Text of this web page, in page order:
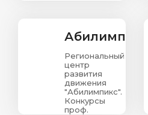
Абилимпикс
Региональный
центр
развития
движения
"Абилимпикс".
Конкурсы
проф.